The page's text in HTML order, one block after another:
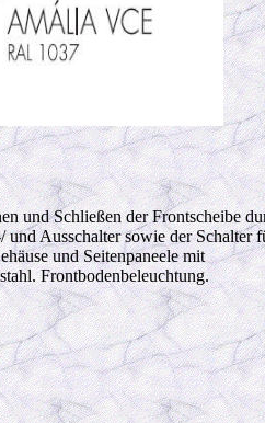
und Schließen der Frontscheibe
Ausschalter sowie der Schalter
und Seitenpaneele mit
Frontbodenbeleuchtung.